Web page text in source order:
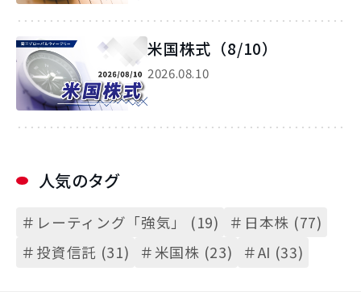
米国株式（8/10）
2026.08.10
人気のタグ
＃レーティング「強気」 (19)
＃日本株 (77)
＃投資信託 (31)
＃米国株 (23) ＃AI (33)